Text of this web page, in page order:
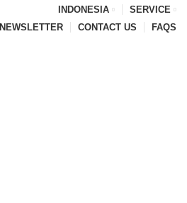
INDONESIA
SERVICE
NEWSLETTER
CONTACT US FAQS